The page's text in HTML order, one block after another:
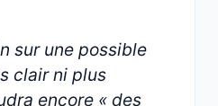
sur une possible
clair ni plus
encore « des